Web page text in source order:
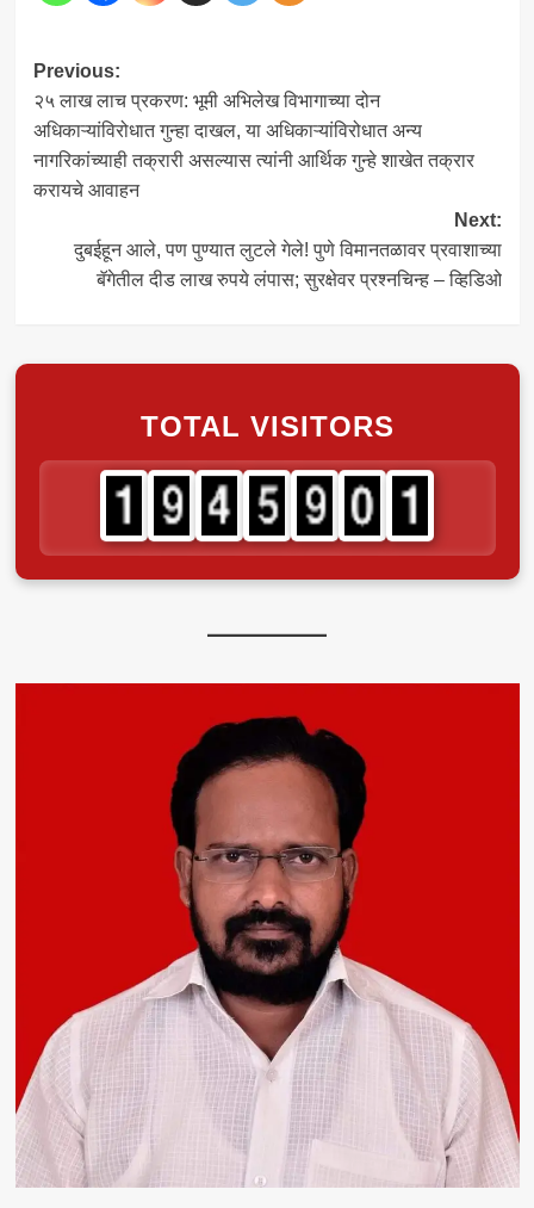
Post
navigation
Previous:
२५ लाख लाच प्रकरण: भूमी अभिलेख विभागाच्या दोन
अधिकाऱ्यांविरोधात गुन्हा दाखल, या अधिकाऱ्यांविरोधात अन्य
नागरिकांच्याही तक्रारी असल्यास त्यांनी आर्थिक गुन्हे शाखेत तक्रार
करायचे आवाहन
Next:
दुबईहून आले, पण पुण्यात लुटले गेले! पुणे विमानतळावर प्रवाशाच्या
बॅगेतील दीड लाख रुपये लंपास; सुरक्षेवर प्रश्नचिन्ह – व्हिडिओ
TOTAL VISITORS